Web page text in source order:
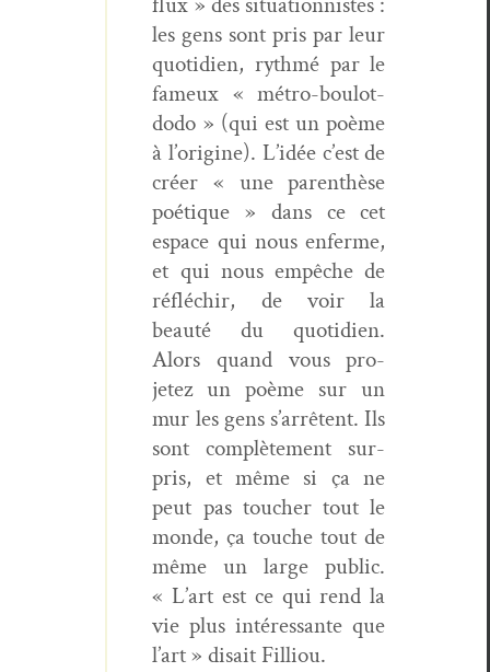
les gens sont pris par leur
quo­ti­di­en, ryth­mé par le
fameux « métro-boulot-
dodo » (qui est un poème
à l’o­rig­ine). L’idée c’est de
créer « une par­en­thèse
poé­tique » dans ce cet
espace qui nous enferme,
et qui nous empêche de
réfléchir, de voir la
beauté du quo­ti­di­en.
Alors quand vous pro­
jetez un poème sur un
mur les gens s’ar­rê­tent. Ils
sont com­plète­ment sur­
pris, et même si ça ne
peut pas touch­er tout le
monde, ça touche tout de
même un large pub­lic.
« L’art est ce qui rend la
vie plus intéres­sante que
l’art » dis­ait Filliou.